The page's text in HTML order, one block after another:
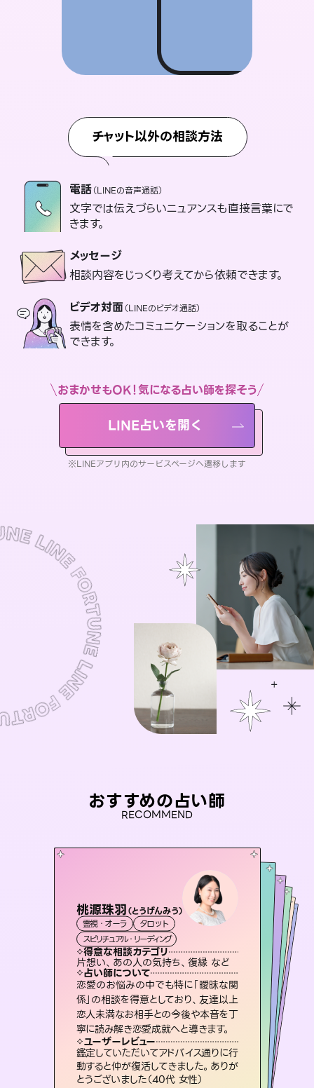
チャット以外の相談方法
電話（LINEの音声通話）
文字では伝えづらいニュアンスも直接言葉にで
きます。
メッセージ
相談内容をじっくり考えてから依頼できます。
ビデオ対面（LINEのビデオ通話）
表情を含めたコミュニケーションを取ることが
できます。
おまかせもOK！気になる占い師を探そう
LINE占いを開く
※LINEアプリ内のサービスページへ遷移します
おすすめの占い師
RECOMMEND
桃源珠羽（とうげんみう）
霊視・オーラ
タロット
スピリチュアル・リーディング
得意な相談カテゴリ
片想い、あの人の気持ち、復縁 など
占い師について
恋愛のお悩みの中でも特に「曖昧な関
係」の相談を得意としており、友達以上
恋人未満なお相手との今後や本音を丁
寧に読み解き恋愛成就へと導きます。
ユーザーレビュー
鑑定していただいてアドバイス通りに行
動すると仲が復活してきました。ありが
とうございました（40代 女性）
彗望（すいぼう）
霊視・オーラ 透視
スピリチュアル・リーディング
得意な相談カテゴリ
片想い、あの人の気持ち、復縁 など
占い師について
3,700年以上の歴史を持つ東洋最古の
占術「易占」で詳細まで占い、幸せへ向
かう道筋を示します。厳しい結果にも具
体的な対策をお伝えします。
ユーザーレビュー
複雑な背景もしっかり聞いて鑑定して
いただけました。気持ちが楽になりまし
た（50代 女性）
アイリス -iris-
西洋占星術 タロット
ルーン
得意な相談カテゴリ
恋愛総合、片想い、二人の未来 など
占い師について
復縁、恋愛、不倫の行方、同性愛や片
思い、仕事関係や借金問題まで知りた
いことや心の負担になっていることを
紐解き、背中をそっと押して導きます。
ユーザーレビュー
安心感のあり、言い切ってくれる所や濁
さない鑑定のおかげで、毎回自分の気
持ちを整えられます（30代 男性）
セラピスト理恵
霊視・オーラ
スピリチュアル・リーディング
得意な相談カテゴリ
片想い、二人の未来、年の差 など
占い師について
連絡再開、復縁、成就などの報告実績多数。セラピストとして2万超の施術経験があるからこそできる鑑定で、より良い未来をサポートします。
ユーザーレビュー
とても心温まる鑑定でした。しかもこち
らは何も言っていないのに視えていらっ
しゃるんだなと驚きです（30代女性）
おう 霊感オラクル
霊視・オーラ
オラクルカード
得意な相談カテゴリ
恋愛総合、あの人の気持ち など
占い師について
霊視×オラクルカードを使って「今」と
「未来」そして「気になるあの人の気持
ち」まで丁寧に読み解き、恋や人生のヒ
ントを優しく引き出します。
ユーザーレビュー
不安な気持ちが嘘みたいに晴れまし
た…！よく視えていらっしゃるんだなと
感じました（40代 女性）
未来視師＊花
霊視・オーラ 心理学
スピリチュアル・リーディング
得意な相談カテゴリ
出逢い、片想い、復縁 など
占い師について
未来には何パターンもの選択肢があり
ます。不安で視えにくくなっているあな
たの素敵な未来を見つけ、その未来を
選択できるようアドバイスします。
ユーザーレビュー
職場の人の性質や人間関係、本心など
本当によく視えていてびっくり。対策が
打てて前向きになれます（40代）